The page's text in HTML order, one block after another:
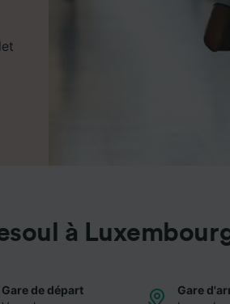
à
Gare de départ
Gare